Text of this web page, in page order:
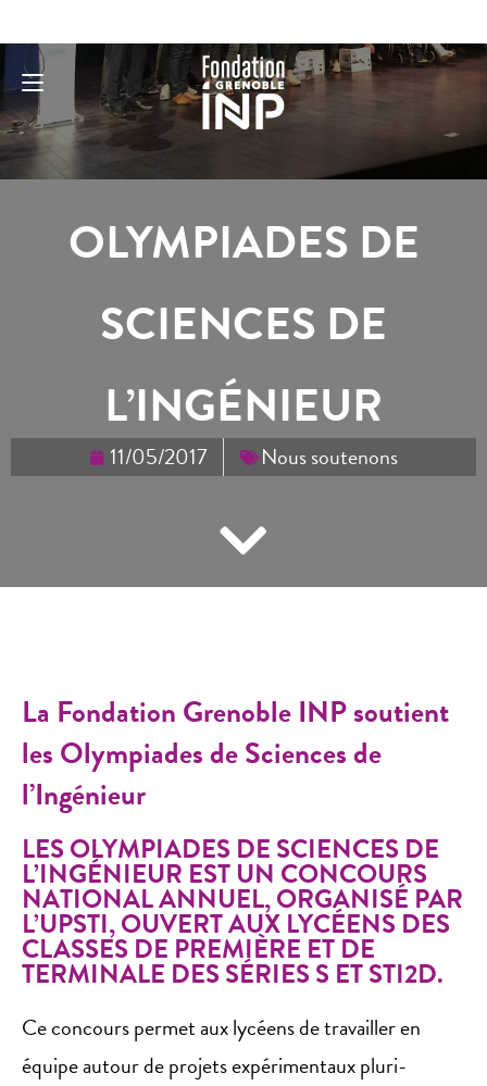
OLYMPIADES DE
SCIENCES DE
L’INGÉNIEUR
11/05/2017 Nous soutenons
La Fondation Grenoble INP soutient
les Olympiades de Sciences de
l’Ingénieur
LES OLYMPIADES DE SCIENCES DE
L’INGÉNIEUR EST UN CONCOURS
NATIONAL ANNUEL, ORGANISÉ PAR
L’UPSTI, OUVERT AUX LYCÉENS DES
CLASSES DE PREMIÈRE ET DE
TERMINALE DES SÉRIES S ET STI2D.
Ce concours permet aux lycéens de travailler en
équipe autour de projets expérimentaux pluri-